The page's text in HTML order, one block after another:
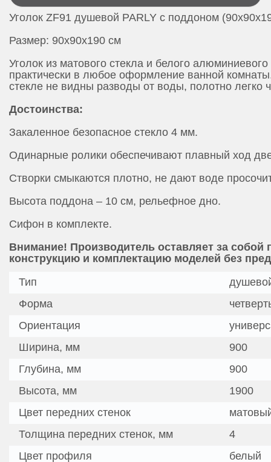
Уголок ZF91 душевой PARLY с поддоном
Размер: 90х90х190 см
Уголок из матового стекла и белого
практически в любое оформление ванной
стекле не видны разводы от воды, полотно легко
Достоинства:
Закаленное безопасное стекло 4 мм.
Одинарные ролики обеспечивают плавный ход
Створки смыкаются плотно, не дают воде
Высота поддона – 10 см, рельефное дно.
Сифон в комплекте.
Внимание! Производитель оставляет за собой
конструкцию и комплектацию моделей без
Тип
Форма
Ориентация
Ширина, мм
900
Глубина, мм
900
Высота, мм
1900
Цвет передних стенок
Толщина передних стенок, мм
4
Цвет профиля
белый